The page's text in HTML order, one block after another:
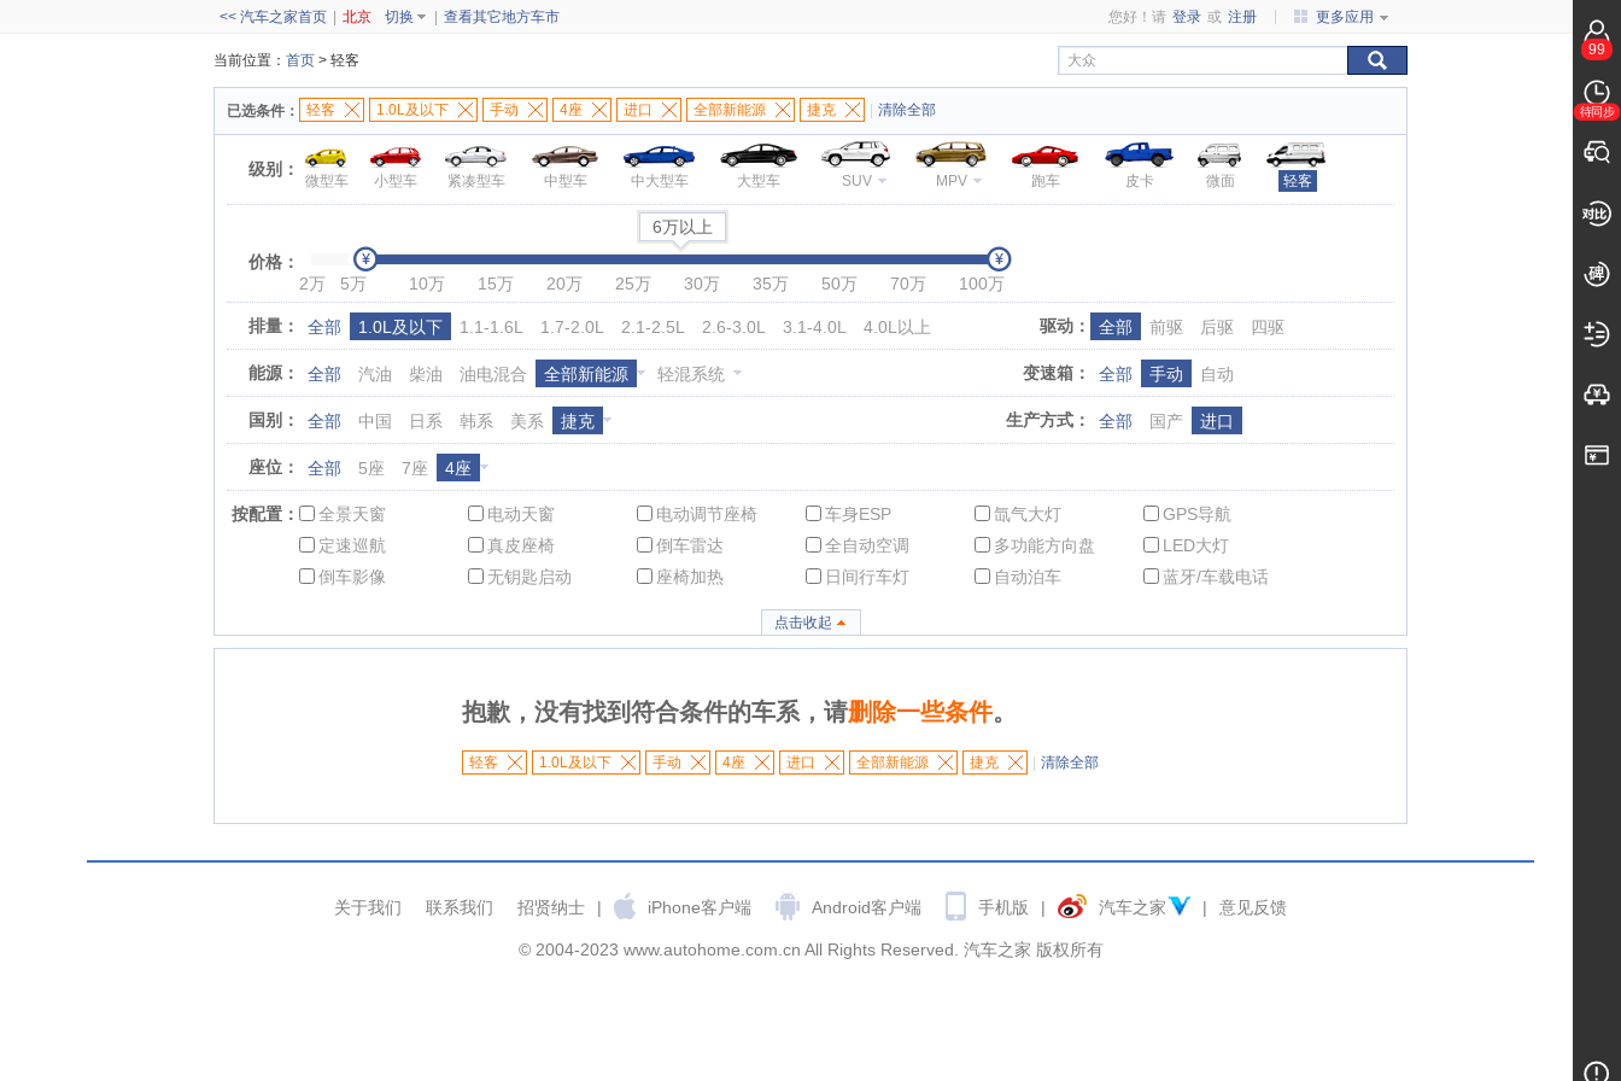
<< 汽车之家首页 北京 切换 查看其它地方车市 更多应用
您好！请 登录 或 注册
当前位置： 首页 > 轻客
已选条件： 轻客 1.0L及以下 手动 4座 进口 全部新能源 捷克 清除全部
级别：
微型车 小型车 紧凑型车 中型车 中大型车 大型车 SUV MPV 跑车 皮卡 微面 轻客
价格：
6万以上
2万 5万 10万 15万 20万 25万 30万 35万 50万 70万 100万
排量： 全部 1.0L及以下 1.1-1.6L 1.7-2.0L 2.1-2.5L 2.6-3.0L 3.1-4.0L 4.0L以上 驱动： 全部 前驱 后驱 四驱
能源： 全部 汽油 柴油 油电混合 全部新能源 轻混系统 变速箱： 全部 手动 自动
国别： 全部 中国 日系 韩系 美系 捷克 生产方式： 全部 国产 进口
座位： 全部 5座 7座 4座
按配置： 全景天窗 电动天窗 电动调节座椅 车身ESP 氙气大灯
GPS导航
定速巡航
真皮座椅 倒车雷达 全自动空调 多功能方向盘
LED大灯
倒车影像
无钥匙启动 座椅加热 日间行车灯 自动泊车 蓝牙/车载电话
点击收起
抱歉，没有找到符合条件的车系，请删除一些条件。
轻客 1.0L及以下 手动 4座 进口 全部新能源 捷克 清除全部
关于我们 联系我们 招贤纳士 | iPhone客户端 Android客户端 手机版 | 汽车之家 | 意见反馈
© 2004-2023 www.autohome.com.cn All Rights Reserved. 汽车之家 版权所有
99
待同步